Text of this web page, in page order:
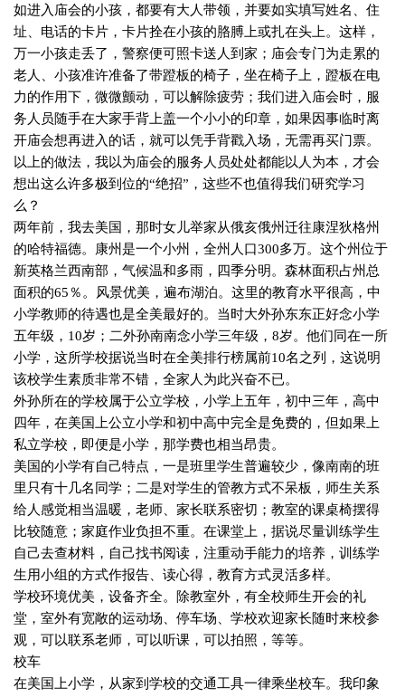
如进入庙会的小孩，都要有大人带领，并要如实填写姓名、住
址、电话的卡片，卡片拴在小孩的胳膊上或扎在头上。这样，
万一小孩走丢了，警察便可照卡送人到家；庙会专门为走累的
老人、小孩准许准备了带蹬板的椅子，坐在椅子上，蹬板在电
力的作用下，微微颤动，可以解除疲劳；我们进入庙会时，服
务人员随手在大家手背上盖一个小小的印章，如果因事临时离
开庙会想再进入的话，就可以凭手背戳入场，无需再买门票。
以上的做法，我以为庙会的服务人员处处都能以人为本，才会
想出这么许多极到位的“绝招”，这些不也值得我们研究学习
么？
两年前，我去美国，那时女儿举家从俄亥俄州迁往康涅狄格州
的哈特福德。康州是一个小州，全州人口300多万。这个州位于
新英格兰西南部，气候温和多雨，四季分明。森林面积占州总
面积的65 ％。风景优美，遍布湖泊。这里的教育水平很高，中
小学教师的待遇也是全美最好的。当时大外孙东东正好念小学
五年级， 10岁；二外孙南南念小学三年级， 8岁。他们同在一所
小学，这所学校据说当时在全美排行榜属前10名之列，这说明
该校学生素质非常不错，全家人为此兴奋不已。
外孙所在的学校属于公立学校，小学上五年，初中三年，高中
四年，在美国上公立小学和初中高中完全是免费的，但如果上
私立学校，即便是小学，那学费也相当昂贵。
美国的小学有自己特点，一是班里学生普遍较少，像南南的班
里只有十几名同学；二是对学生的管教方式不呆板，师生关系
给人感觉相当温暖，老师、家长联系密切；教室的课桌椅摆得
比较随意；家庭作业负担不重。在课堂上，据说尽量训练学生
自己去查材料，自己找书阅读，注重动手能力的培养，训练学
生用小组的方式作报告、读心得，教育方式灵活多样。
学校环境优美，设备齐全。除教室外，有全校师生开会的礼
堂，室外有宽敞的运动场、停车场、学校欢迎家长随时来校参
观，可以联系老师，可以听课，可以拍照，等等。
校车
在美国上小学，从家到学校的交通工具一律乘坐校车。我印象